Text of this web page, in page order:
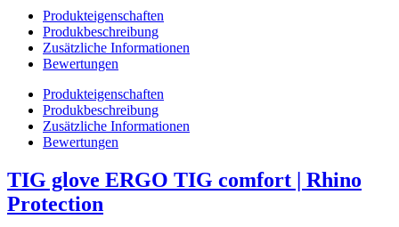
Produkteigenschaften
Produkbeschreibung
Zusätzliche Informationen
Bewertungen
Produkteigenschaften
Produkbeschreibung
Zusätzliche Informationen
Bewertungen
TIG glove ERGO TIG comfort | Rhino
Protection